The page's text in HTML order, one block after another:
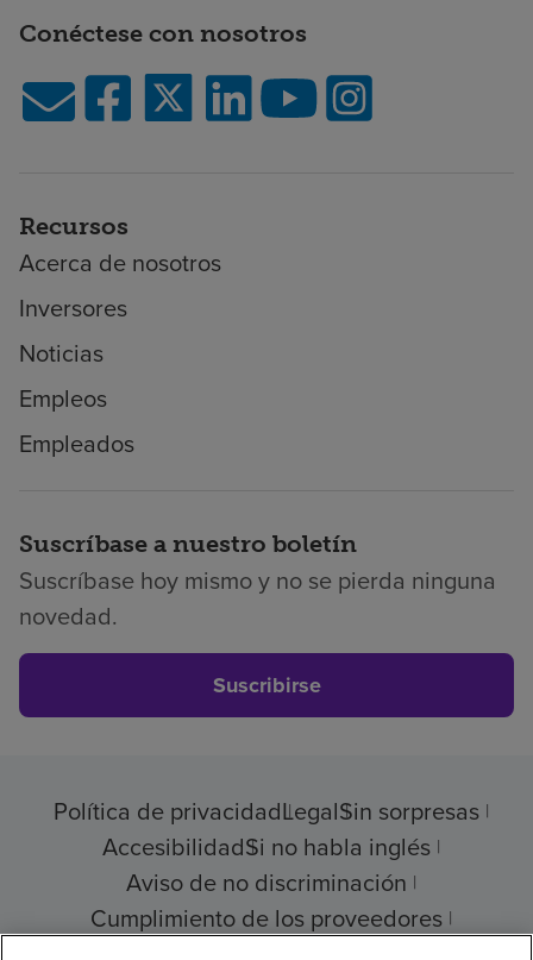
Conéctese con nosotros
Recursos
Acerca de nosotros
Inversores
Noticias
Empleos
Empleados
Suscríbase a nuestro boletín
Suscríbase hoy mismo y no se pierda ninguna
novedad.
Suscribirse
Política de privacidadLegalSin sorpresas
AccesibilidadSi no habla inglés
Aviso de no discriminación
Cumplimiento de los proveedores